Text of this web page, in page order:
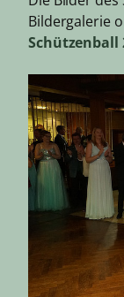
Bildergalerie
Schützenball